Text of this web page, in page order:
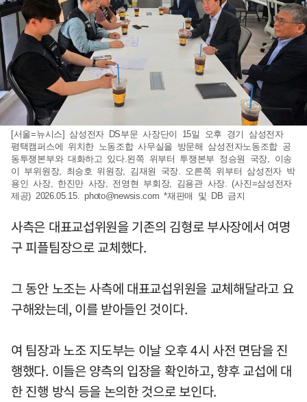
[서울=뉴시스] 삼성전자 DS부문 사장단이 15일 오후 경기 삼성전자
평택캠퍼스에 위치한 노동조합 사무실을 방문해 삼성전자노동조합 공
동투쟁본부와 대화하고 있다.왼쪽 위부터 투쟁본부 정승원 국장, 이송
이 부위원장, 최승호 위원장, 김재원 국장. 오른쪽 위부터 삼성전자 박
용인 사장, 한진만 사장, 전영현 부회장, 김용관 사장. (사진=삼성전자
제공) 2026.05.15.photo@newsis.com *재판매 및 DB 금지
사측은 대표교섭위원을 기존의 김형로 부사장에서 여명
구 피플팀장으로 교체했다.
그 동안 노조는 사측에 대표교섭위원을 교체해달라고 요
구해왔는데, 이를 받아들인 것이다.
여 팀장과 노조 지도부는 이날 오후 4시 사전 면담을 진
행했다. 이들은 양측의 입장을 확인하고, 향후 교섭에 대
한 진행 방식 등을 논의한 것으로 보인다.